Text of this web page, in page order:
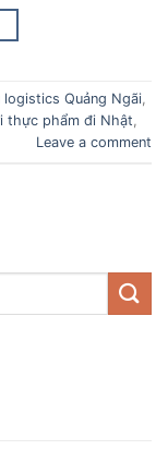
logistics Quảng Ngãi,
thực phẩm đi Nhật,
Leave a comment